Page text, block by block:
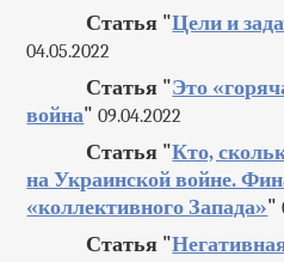
Статья "Цели и
04.05.2022
Статья "Это
война" 09.04.2022
Статья "Кто,
на Украинской войне.
«коллективного Запада»"
Статья "